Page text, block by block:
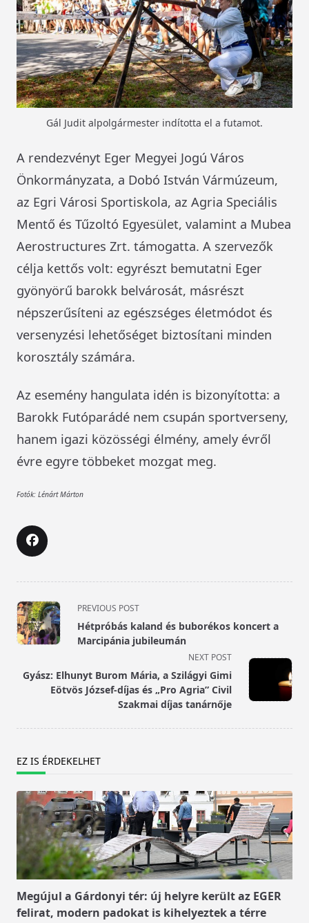
Gál Judit alpolgármester indította el a futamot.
A rendezvényt Eger Megyei Jogú Város
Önkormányzata, a Dobó István Vármúzeum,
az Egri Városi Sportiskola, az Agria Speciális
Mentő és Tűzoltó Egyesület, valamint a Mubea
Aerostructures Zrt. támogatta. A szervezők
célja kettős volt: egyrészt bemutatni Eger
gyönyörű barokk belvárosát, másrészt
népszerűsíteni az egészséges életmódot és
versenyzési lehetőséget biztosítani minden
korosztály számára.
Az esemény hangulata idén is bizonyította: a
Barokk Futóparádé nem csupán sportverseny,
hanem igazi közösségi élmény, amely évről
évre egyre többeket mozgat meg.
Fotók: Lénárt Márton
<span
class="nav-
subtitle
reader-
text">Page</span>
PREVIOUS POST
Hétpróbás kaland és buborékos koncert a
Marcipánia jubileumán
NEXT POST
Gyász: Elhunyt Burom Mária, a Szilágyi Gimi
Eötvös József-díjas és „Pro Agria” Civil
Szakmai díjas tanárnője
EZ IS ÉRDEKELHET
Megújul a Gárdonyi tér: új helyre került az EGER
felirat, modern padokat is kihelyeztek a térre